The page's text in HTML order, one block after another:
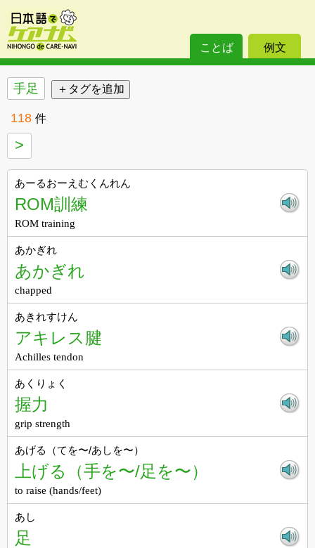
ことば 例文
手足
118 件
>
あーるおーえむくんれん
ROM訓練
ROM training
あかぎれ
あかぎれ
chapped
あきれすけん
アキレス腱
Achilles tendon
あくりょく
握力
grip strength
あげる（てを〜/あしを〜）
上げる（手を〜/足を〜）
to raise (hands/feet)
あし
足